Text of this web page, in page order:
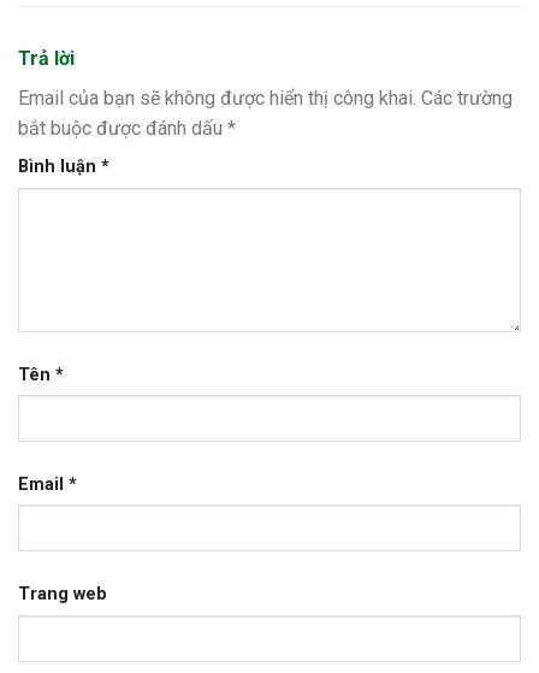
Trả lời
Email của bạn sẽ không được hiển thị công khai. Các trường
bắt buộc được đánh dấu *
Bình luận *
Tên *
Email *
Trang web